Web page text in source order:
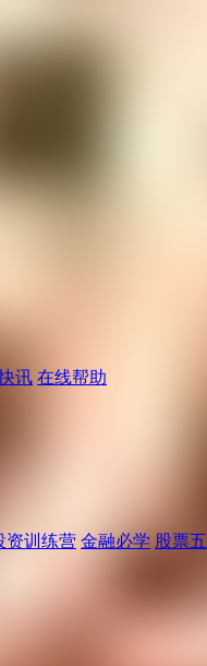
讯 在线帮助
资训练营 金融必学 股票